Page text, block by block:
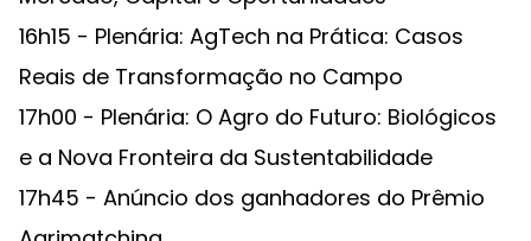
16h15 - Plenária: AgTech na Prática: Casos
Reais de Transformação no Campo
17h00 - Plenária: O Agro do Futuro: Biológicos
e a Nova Fronteira da Sustentabilidade
17h45 - Anúncio dos ganhadores do Prêmio